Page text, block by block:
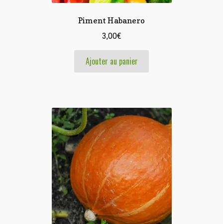
Piment Habanero
3,00€
Ajouter au panier